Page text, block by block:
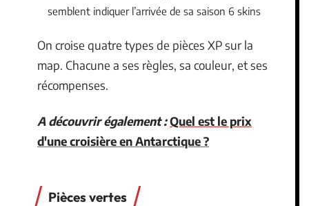
semblent indiquer l’arrivée de sa saison 6 skins
On croise quatre types de pièces XP sur la
map. Chacune a ses règles, sa couleur, et ses
récompenses.
A découvrir également :Quel est le prix
d'une croisière en Antarctique ?
Pièces vertes